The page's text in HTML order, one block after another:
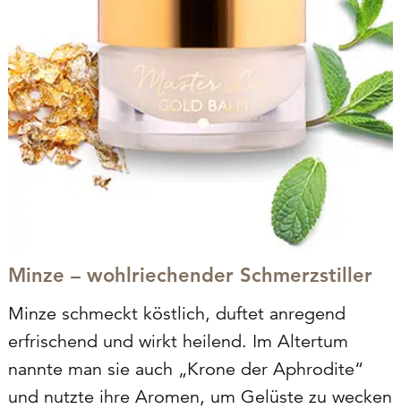
Minze – wohlriechender Schmerzstiller
Minze schmeckt köstlich, duftet anregend
erfrischend und wirkt heilend. Im Altertum
nannte man sie auch „Krone der Aphrodite“
und nutzte ihre Aromen, um Gelüste zu wecken